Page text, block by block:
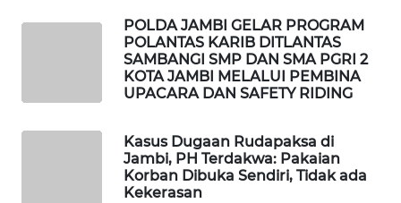
POLDA JAMBI GELAR PROGRAM
POLANTAS KARIB DITLANTAS
SAMBANGI SMP DAN SMA PGRI 2
KOTA JAMBI MELALUI PEMBINA
UPACARA DAN SAFETY RIDING
Kasus Dugaan Rudapaksa di
Jambi, PH Terdakwa: Pakaian
Korban Dibuka Sendiri, Tidak ada
Kekerasan
NEWS